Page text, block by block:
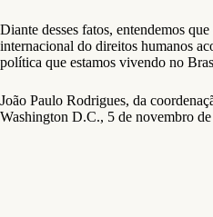
Diante desses fatos, entendemos
internacional do direitos humanos
política que estamos vivendo no
João Paulo Rodrigues, da
Washington D.C., 5 de novembro